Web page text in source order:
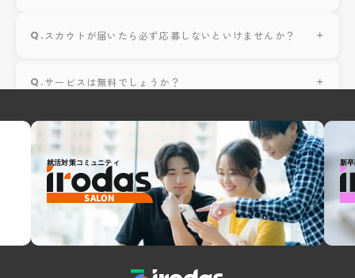
Q.サービスは無料でしょうか？
Q.スカウトが届いたら必ず応募しないといけませんか？
就活対策コミュニティ
SALON
新